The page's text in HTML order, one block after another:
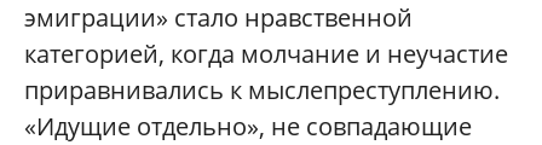
эмиграции» стало нравственной
категорией, когда молчание и неучастие
приравнивались к мыслепреступлению.
«Идущие отдельно», не совпадающие